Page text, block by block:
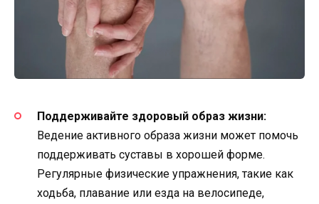
Поддерживайте здоровый образ жизни:
Ведение активного образа жизни может помочь
поддерживать суставы в хорошей форме.
Регулярные физические упражнения, такие как
ходьба, плавание или езда на велосипеде,